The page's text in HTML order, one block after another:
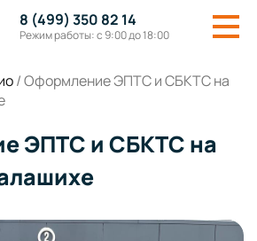
8 (499) 350 82 14
Режим работы: с 9:00 до 18:00
/Оформление ЭПТС и СБКТС на
ЭПТС и СБКТС на